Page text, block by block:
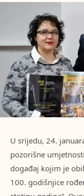
U srijedu, 24.
pozorišne
događaj kojim je
100. godišnjice